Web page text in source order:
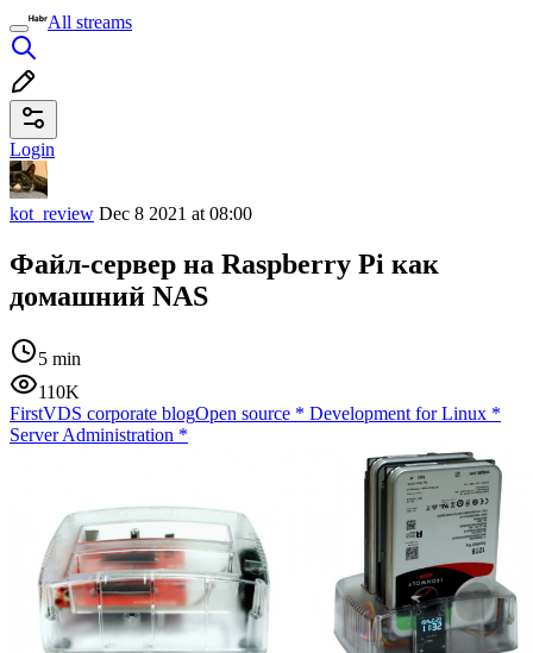
All streams
Login
kot_review Dec 8 2021 at 08:00
Файл-сервер на Raspberry Pi как
домашний NAS
5 min
110K
FirstVDS corporate blogOpen source * Development for Linux *
Server Administration *